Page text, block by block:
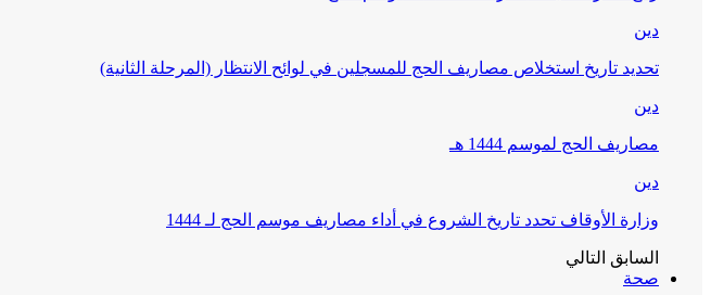
دين
تحديد تاريخ استخلاص مصاريف الحج للمسجلين في لوائح الانتظار (المرحلة الثانية)
دين
مصاريف الحج لموسم 1444 هـ
دين
وزارة الأوقاف تحدد تاريخ الشروع في أداء مصاريف موسم الحج لـ 1444
السابق التالي
صحة